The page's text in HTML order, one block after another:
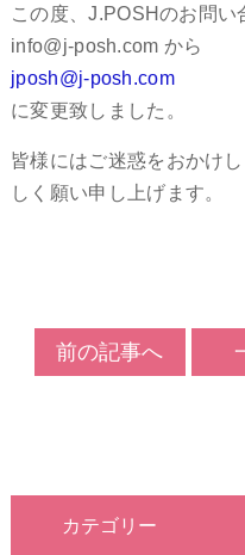
この度、J.POSHのお問
info@j-posh.com から
jposh@j-posh.com
に変更致しました。
皆様にはご迷惑をおかけ
しく願い申し上げます。
前の記事へ
カテゴリー